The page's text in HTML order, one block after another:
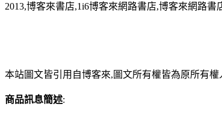
2013,博客來書店,1i6博客來網路書店,博客來網路
本站圖文皆引用自博客來,圖文所有權皆為原所有權
商品訊息簡述: